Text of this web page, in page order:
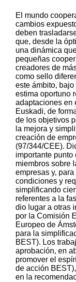
El mundo
cambios
deben
que, desde la
una dinámica
pequeñas
creadores de
como sello
este ámbito,
estima oportuno
adaptaciones en
Euskadi, de
de los objetivos
la mejora y
creación de
(97/344/CEE).
importante
miembros sobre
empresas y,
condiciones y
simplificando
referentes a la
dio lugar a otras
por la Comisión
Europeo de
para la
BEST). Los
aprobación, en
promover el
de acción
en la